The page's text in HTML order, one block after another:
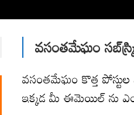
వసంతమేఘం
వసంతమేఘం కొత్త
ఇక్కడ మీ ఈమెయిల్ ను